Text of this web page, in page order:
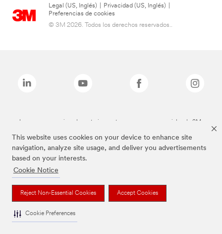
This website uses cookies on your device to enhance site
navigation, analyze site usage, and deliver you advertisements
based on your interests.
Cookie Notice
Reject Non-Essential Cookies Accept Cookies
Cookie Preferences
Legal (US, Inglés) Privacidad (US, Inglés)
Preferencias de cookies
© 3M 2026. Todos los derechos reservados..
Las marcas mencionadas anteriormente son marcas comerciales de 3M.